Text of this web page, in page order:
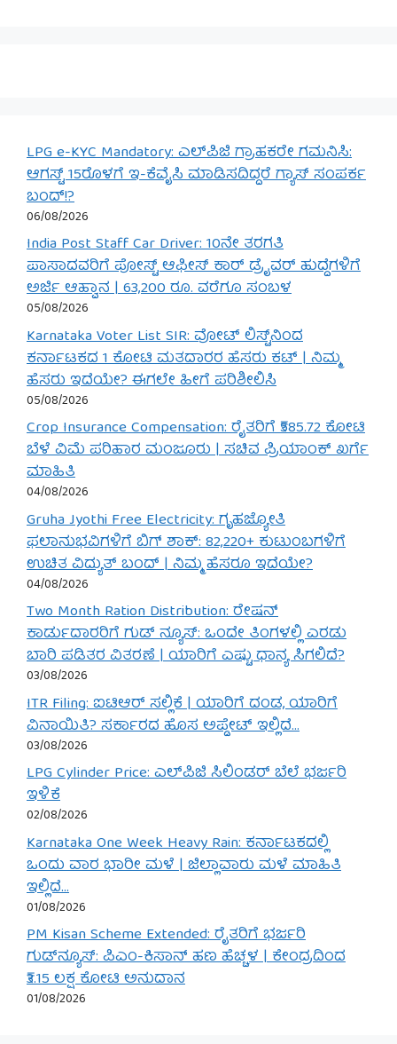
LPG e-KYC Mandatory: ಎಲ್‌ಪಿಜಿ ಗ್ರಾಹಕರೇ ಗಮನಿಸಿ:
ಆಗಸ್ಟ್ 15ರೊಳಗೆ ಇ-ಕೆವೈಸಿ ಮಾಡಿಸದಿದ್ದರೆ ಗ್ಯಾಸ್ ಸಂಪರ್ಕ
ಬಂದ್!?
06/08/2026
India Post Staff Car Driver: 10ನೇ ತರಗತಿ
ಪಾಸಾದವರಿಗೆ ಪೋಸ್ಟ್ ಆಫೀಸ್ ಕಾರ್ ಡ್ರೈವರ್ ಹುದ್ದೆಗಳಿಗೆ
ಅರ್ಜಿ ಆಹ್ವಾನ | 63,200 ರೂ. ವರೆಗೂ ಸಂಬಳ
05/08/2026
Karnataka Voter List SIR: ವೋಟ್ ಲಿಸ್ಟ್‌ನಿಂದ
ಕರ್ನಾಟಕದ 1 ಕೋಟಿ ಮತದಾರರ ಹೆಸರು ಕಟ್ | ನಿಮ್ಮ
ಹೆಸರು ಇದೆಯೇ? ಈಗಲೇ ಹೀಗೆ ಪರಿಶೀಲಿಸಿ
05/08/2026
Crop Insurance Compensation: ರೈತರಿಗೆ ₹585.72 ಕೋಟಿ
ಬೆಳೆ ವಿಮೆ ಪರಿಹಾರ ಮಂಜೂರು | ಸಚಿವ ಪ್ರಿಯಾಂಕ್ ಖರ್ಗೆ
ಮಾಹಿತಿ
04/08/2026
Gruha Jyothi Free Electricity: ಗೃಹಜ್ಯೋತಿ
ಫಲಾನುಭವಿಗಳಿಗೆ ಬಿಗ್ ಶಾಕ್: 82,220+ ಕುಟುಂಬಗಳಿಗೆ
ಉಚಿತ ವಿದ್ಯುತ್ ಬಂದ್ | ನಿಮ್ಮ ಹೆಸರೂ ಇದೆಯೇ?
04/08/2026
Two Month Ration Distribution: ರೇಷನ್
ಕಾರ್ಡುದಾರರಿಗೆ ಗುಡ್ ನ್ಯೂಸ್: ಒಂದೇ ತಿಂಗಳಲ್ಲಿ ಎರಡು
ಬಾರಿ ಪಡಿತರ ವಿತರಣೆ | ಯಾರಿಗೆ ಎಷ್ಟು ಧಾನ್ಯ ಸಿಗಲಿದೆ?
03/08/2026
ITR Filing: ಐಟಿಆರ್ ಸಲ್ಲಿಕೆ | ಯಾರಿಗೆ ದಂಡ, ಯಾರಿಗೆ
ವಿನಾಯಿತಿ? ಸರ್ಕಾರದ ಹೊಸ ಅಪ್ಡೇಟ್ ಇಲ್ಲಿದೆ…
03/08/2026
LPG Cylinder Price: ಎಲ್‌ಪಿಜಿ ಸಿಲಿಂಡರ್ ಬೆಲೆ ಭರ್ಜರಿ
ಇಳಿಕೆ
02/08/2026
Karnataka One Week Heavy Rain: ಕರ್ನಾಟಕದಲ್ಲಿ
ಒಂದು ವಾರ ಭಾರೀ ಮಳೆ | ಜಿಲ್ಲಾವಾರು ಮಳೆ ಮಾಹಿತಿ
ಇಲ್ಲಿದೆ…
01/08/2026
PM Kisan Scheme Extended: ರೈತರಿಗೆ ಭರ್ಜರಿ
ಗುಡ್‌ನ್ಯೂಸ್: ಪಿಎಂ-ಕಿಸಾನ್ ಹಣ ಹೆಚ್ಚಳ | ಕೇಂದ್ರದಿಂದ
₹3.15 ಲಕ್ಷ ಕೋಟಿ ಅನುದಾನ
01/08/2026